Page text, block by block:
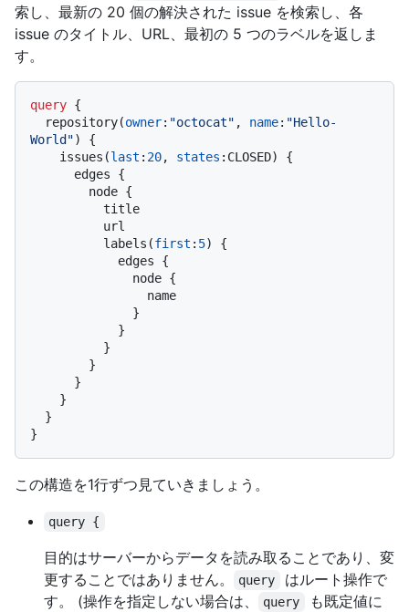
索し、最新の 20 個の解決された issue を検索し、各
issue のタイトル、URL、最初の 5 つのラベルを返しま
す。
query {
  repository
(owner: "octocat" , name: "Hello-
World")
{
    issues
(last : 20, states : CLOSED)
{
      edges
{
        node
{
          labels
(first : 5)
{
            edges
{
              node
{
}
}
}
}
}
}
}
}
この構造を1行ずつ見ていきましょう。
query {
目的はサーバーからデータを読み取ることであり、変
更することではありません。
query
はルート操作で
す。 (操作を指定しない場合は、
query も既定値に